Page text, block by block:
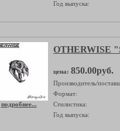
Год выпуска:
подробнее...
OTHERWISE
цена: 850.00руб.
Производитель/
Формат:
Стилистика:
Год выпуска: